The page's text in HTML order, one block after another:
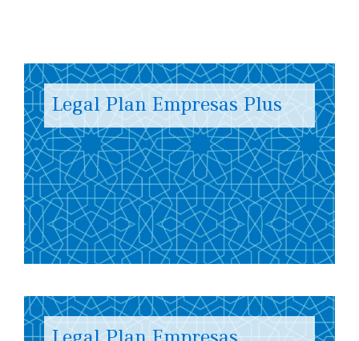
Legal Plan Empresas Plus